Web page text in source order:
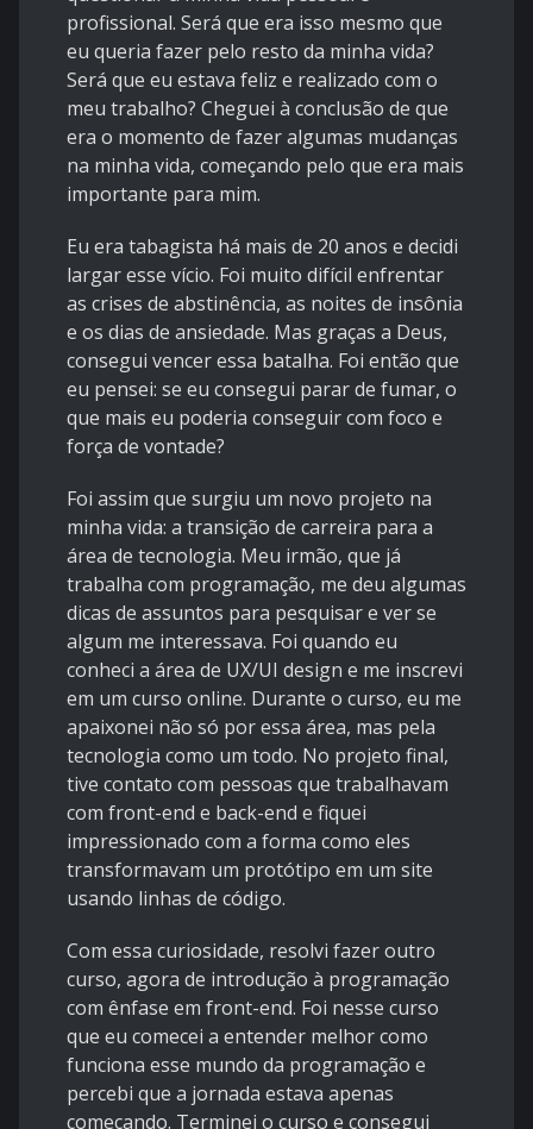
profissional. Será que era isso mesmo que
eu queria fazer pelo resto da minha vida?
Será que eu estava feliz e realizado com o
meu trabalho? Cheguei à conclusão de que
era o momento de fazer algumas mudanças
na minha vida, começando pelo que era mais
importante para mim.
Eu era tabagista há mais de 20 anos e decidi
largar esse vício. Foi muito difícil enfrentar
as crises de abstinência, as noites de insônia
e os dias de ansiedade. Mas graças a Deus,
consegui vencer essa batalha. Foi então que
eu pensei: se eu consegui parar de fumar, o
que mais eu poderia conseguir com foco e
força de vontade?
Foi assim que surgiu um novo projeto na
minha vida: a transição de carreira para a
área de tecnologia. Meu irmão, que já
trabalha com programação, me deu algumas
dicas de assuntos para pesquisar e ver se
algum me interessava. Foi quando eu
conheci a área de UX/UI design e me inscrevi
em um curso online. Durante o curso, eu me
apaixonei não só por essa área, mas pela
tecnologia como um todo. No projeto final,
tive contato com pessoas que trabalhavam
com front-end e back-end e fiquei
impressionado com a forma como eles
transformavam um protótipo em um site
usando linhas de código.
Com essa curiosidade, resolvi fazer outro
curso, agora de introdução à programação
com ênfase em front-end. Foi nesse curso
que eu comecei a entender melhor como
funciona esse mundo da programação e
percebi que a jornada estava apenas
começando. Terminei o curso e consegui